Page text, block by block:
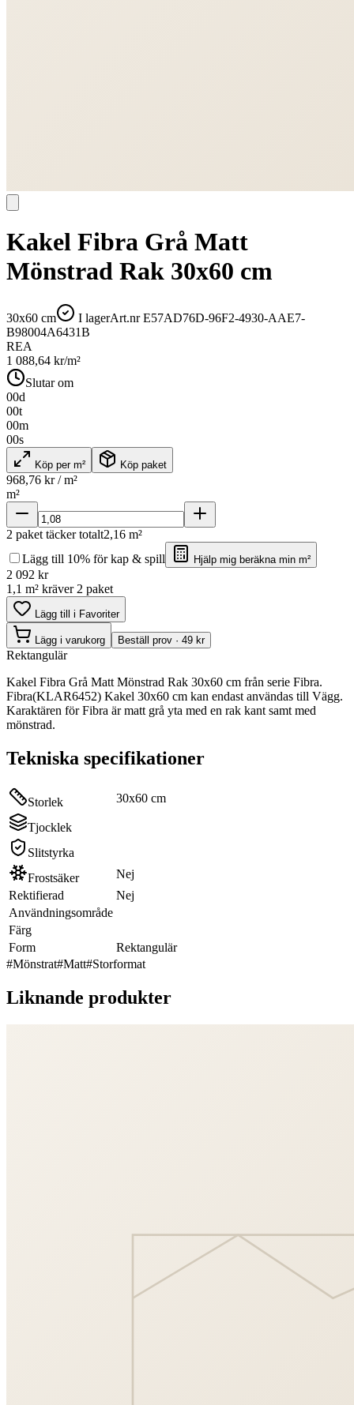
Kakel Fibra Grå Matt
Mönstrad Rak 30x60 cm
30x60 cm I lagerArt.nrE57AD76D-96F2-4930-AAE7-
B98004A6431B
REA
1 088,64 kr/m²
Slutar om
00d
00t
00m
00s
Köp per m² Köp paket
968,76 kr / m²
m²
2 paket täcker totalt2,16 m²
Lägg till 10% för kap & spill
Hjälp mig beräkna min m²
2 092 kr
1,1 m² kräver 2 paket
Lägg till i Favoriter
Lägg i varukorg Beställ prov · 49 kr
Rektangulär
Kakel Fibra Grå Matt Mönstrad Rak 30x60 cm från serie Fibra.
Fibra(KLAR6452) Kakel 30x60 cm kan endast användas till Vägg.
Karaktären för Fibra är matt grå yta med en rak kant samt med
mönstrad.
Tekniska specifikationer
Storlek 30x60 cm
Tjocklek
Slitstyrka
Frostsäker
Nej
Rektifierad
Nej
Användningsområde
Färg
Form
Rektangulär
#Mönstrat#Matt#Storformat
Liknande produkter